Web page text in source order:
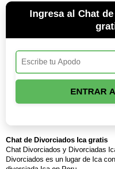
Ingresa al Chat
ENTRAR
Chat de Divorciados Ica gratis
Chat Divorciados y Divorciadas
Divorciados es un lugar de Ica